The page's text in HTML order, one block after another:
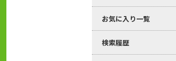
お気に入り一覧
検索履歴